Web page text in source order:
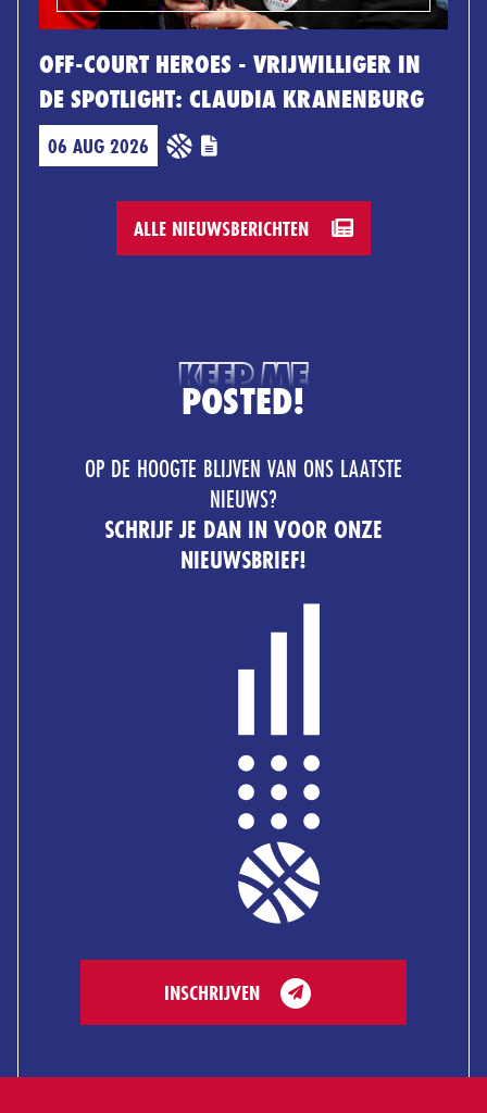
OFF-COURT HEROES - VRIJWILLIGER IN
DE SPOTLIGHT: CLAUDIA KRANENBURG
06 AUG 2026
ALLE NIEUWSBERICHTEN
KEEP ME
POSTED!
OP DE HOOGTE BLIJVEN VAN ONS LAATSTE
NIEUWS?
SCHRIJF JE DAN IN VOOR ONZE
NIEUWSBRIEF!
INSCHRIJVEN